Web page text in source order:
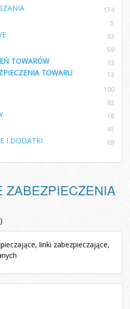
174
5
33
59
TOWARÓW 13
TOWARU 13
100
82
18
41
I DODATKI 69
ZABEZPIECZENIA
)
linki zabezpieczające,